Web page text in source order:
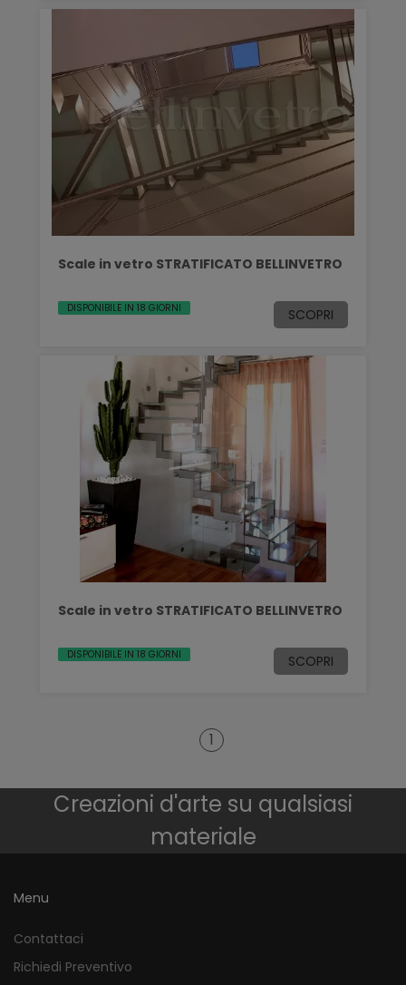
Scale in vetro STRATIFICATO BELLINVETRO
DISPONIBILE IN 18 GIORNI SCOPRI
Scale in vetro STRATIFICATO BELLINVETRO
DISPONIBILE IN 18 GIORNI SCOPRI
1
Creazioni d'arte su qualsiasi
materiale
Menu
Contattaci
Richiedi Preventivo